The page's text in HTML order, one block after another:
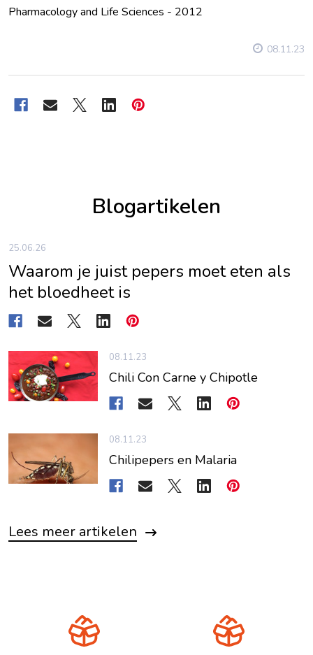
Pharmacology and Life Sciences - 2012
08.11.23
Blogartikelen
Waarom je juist pepers moet eten als
het bloedheet is
25.06.26
Chili Con Carne y Chipotle
08.11.23
Chilipepers en Malaria
08.11.23
Lees meer artikelen